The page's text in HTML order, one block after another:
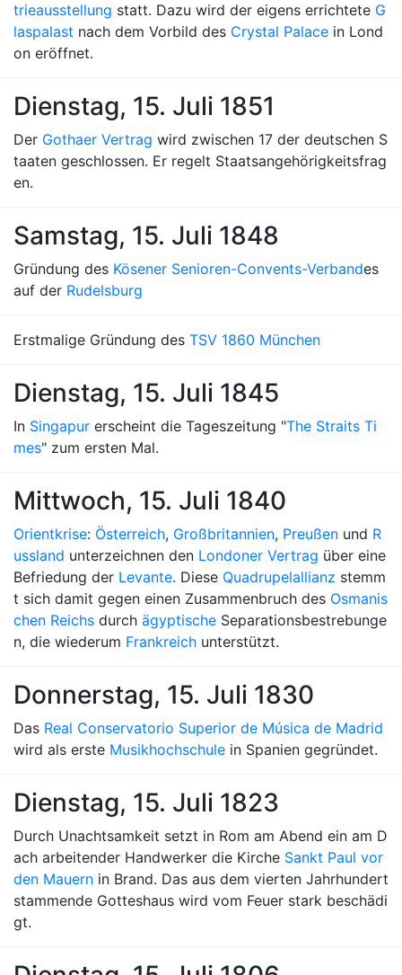
trieausstellung statt. Dazu wird der eigens errichtete G
laspalast nach dem Vorbild des Crystal Palace in Lond
on eröffnet.
Dienstag, 15. Juli 1851
Der Gothaer Vertrag wird zwischen 17 der deutschen S
taaten geschlossen. Er regelt Staatsangehörigkeitsfrag
en.
Samstag, 15. Juli 1848
Gründung des Kösener Senioren-Convents-Verbandes
auf der Rudelsburg
Erstmalige Gründung des TSV 1860 München
Dienstag, 15. Juli 1845
In Singapur erscheint die Tageszeitung "The Straits Ti
mes" zum ersten Mal.
Mittwoch, 15. Juli 1840
Orientkrise: Österreich, Großbritannien, Preußen und R
ussland unterzeichnen den Londoner Vertrag über eine
Befriedung der Levante. Diese Quadrupelallianz stemm
t sich damit gegen einen Zusammenbruch des Osmanis
chen Reichs durch ägyptische Separationsbestrebunge
n, die wiederum Frankreich unterstützt.
Donnerstag, 15. Juli 1830
Das Real Conservatorio Superior de Música de Madrid
wird als erste Musikhochschule in Spanien gegründet.
Dienstag, 15. Juli 1823
Durch Unachtsamkeit setzt in Rom am Abend ein am D
ach arbeitender Handwerker die Kirche Sankt Paul vor
den Mauern in Brand. Das aus dem vierten Jahrhundert
stammende Gotteshaus wird vom Feuer stark beschädi
gt.